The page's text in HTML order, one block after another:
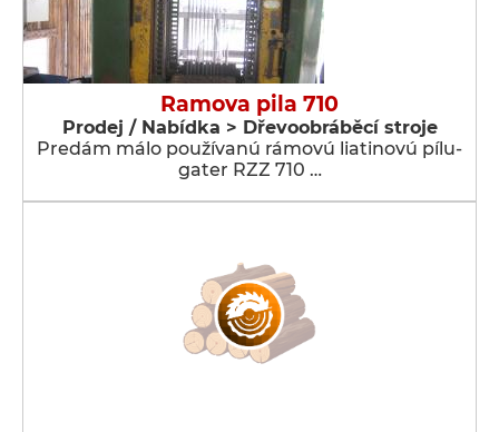
Ramova pila 710
Prodej / Nabídka > Dřevoobráběcí stroje
Predám málo používanú rámovú liatinovú pílu-
gater RZZ 710 …